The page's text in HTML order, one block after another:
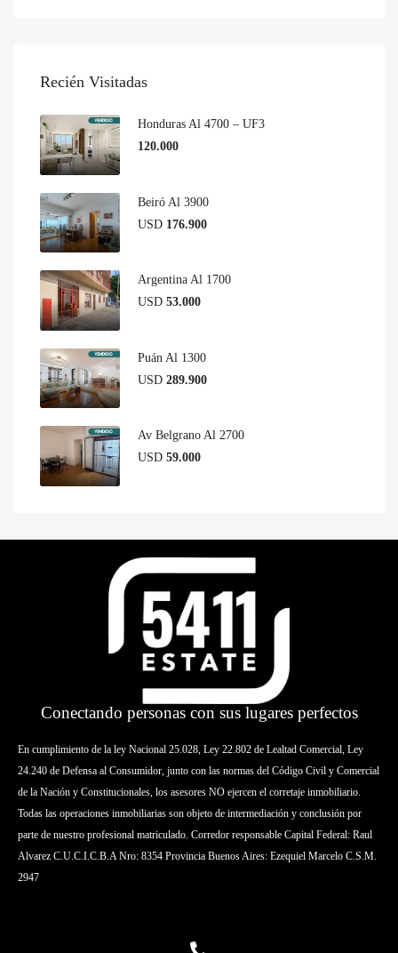
Recién Visitadas
Honduras Al 4700 – UF3
120.000
Beiró Al 3900
USD 176.900
Argentina Al 1700
USD 53.000
Puán Al 1300
USD 289.900
Av Belgrano Al 2700
USD 59.000
Conectando personas con sus lugares perfectos
En cumplimiento de la ley Nacional 25.028, Ley 22.802 de Lealtad Comercial, Ley
24.240 de Defensa al Consumidor, junto con las normas del Código Civil y Comercial
de la Nación y Constitucionales, los asesores NO ejercen el corretaje inmobiliario.
Todas las operaciones inmobiliarias son objeto de intermediación y conclusión por
parte de nuestro profesional matriculado. Corredor responsable Capital Federal: Raul
Alvarez C.U.C.I.C.B.A Nro: 8354 Provincia Buenos Aires: Ezequiel Marcelo C.S.M.
2947